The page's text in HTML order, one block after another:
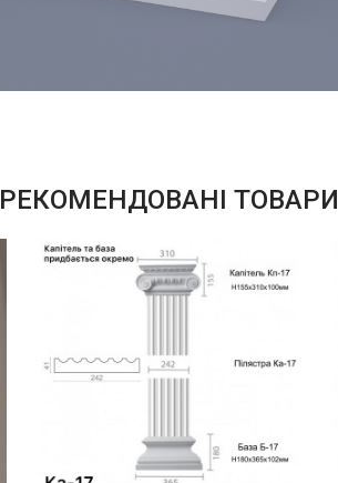
РЕКОМЕНДОВАНІ ТОВАРИ